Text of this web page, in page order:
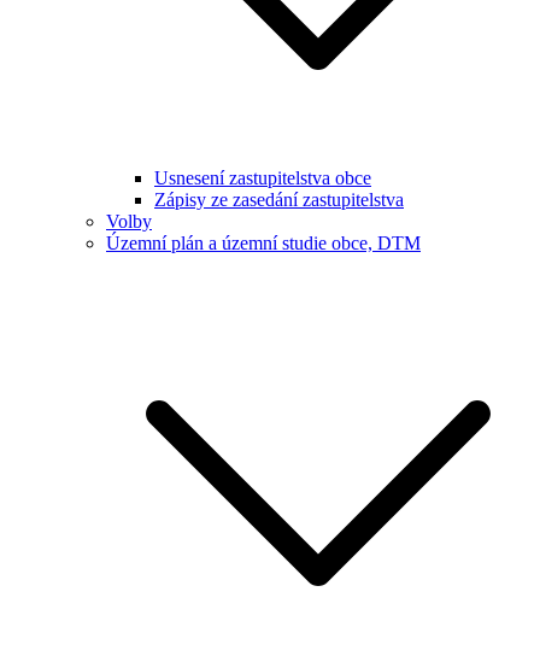
Usnesení zastupitelstva obce
Zápisy ze zasedání zastupitelstva
Volby
Územní plán a územní studie obce, DTM